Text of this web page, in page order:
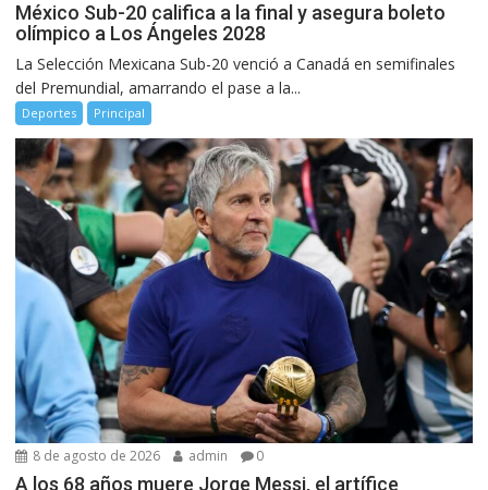
México Sub-20 califica a la final y asegura boleto
olímpico a Los Ángeles 2028
La Selección Mexicana Sub-20 venció a Canadá en semifinales
del Premundial, amarrando el pase a la...
Deportes Principal
8 de agosto de 2026 admin 0
A los 68 años muere Jorge Messi, el artífice